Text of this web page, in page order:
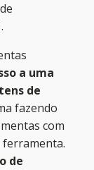
a uma
de
fazendo
com
ferramenta.
de